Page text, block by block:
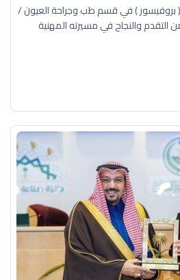
( بروفيسور ) في قسم طب وجراحة العيون /
التقدم والنجاح في مسيرته المهنية